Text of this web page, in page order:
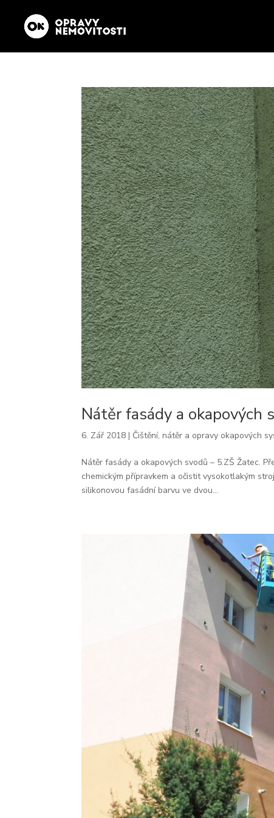
Nátěr fasády a okapových
6. Zář 2018 | Čištění, nátěr a opravy okapových
Nátěr fasády a okapových svodů – 5.ZŠ Žatec.
chemickým přípravkem a očistit vysokotlakým
silikonovou fasádní barvu ve dvou...